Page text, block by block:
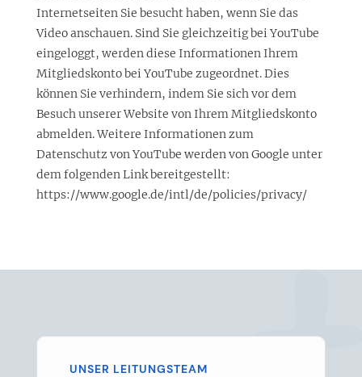
Internetseiten Sie besucht haben, wenn Sie das
Video anschauen. Sind Sie gleichzeitig bei YouTube
eingeloggt, werden diese Informationen Ihrem
Mitgliedskonto bei YouTube zugeordnet. Dies
können Sie verhindern, indem Sie sich vor dem
Besuch unserer Website von Ihrem Mitgliedskonto
abmelden. Weitere Informationen zum
Datenschutz von YouTube werden von Google unter
dem folgenden Link bereitgestellt:
https://www.google.de/intl/de/policies/privacy/
UNSER LEITUNGSTEAM